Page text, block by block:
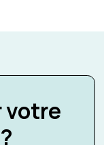
votre